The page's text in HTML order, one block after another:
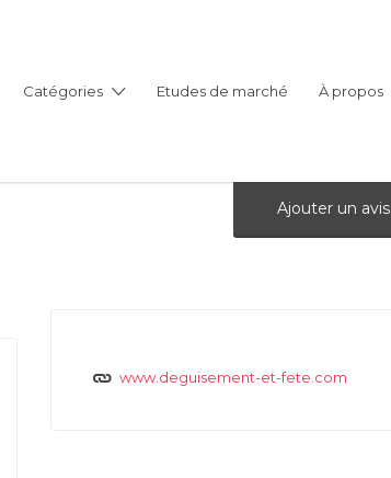
Catégories Etudes de marché À propos
Ajouter un avis
www.deguisement-et-fete.com